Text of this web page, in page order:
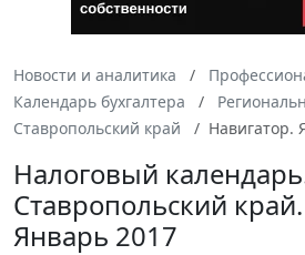
Новости и аналитика
Календарь бухгалтера
Ставропольский край
Навигатор.
Налоговый
Ставропольский
Январь 2017